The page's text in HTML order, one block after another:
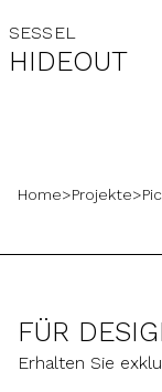
SESSEL
HIDEOUT
Home>Projekte>
FÜR
Erhalten Sie